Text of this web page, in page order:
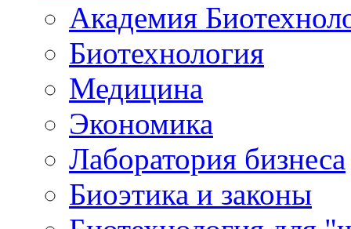
Академия
Биотехнология
Медицина
Экономика
Лаборатория бизнеса
Биоэтика и законы